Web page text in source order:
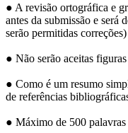
● A revisão ortográfica e
antes da submissão e será
serão permitidas correções)
● Não serão aceitas
● Como é um resumo
de referências
● Máximo de 500 palavras